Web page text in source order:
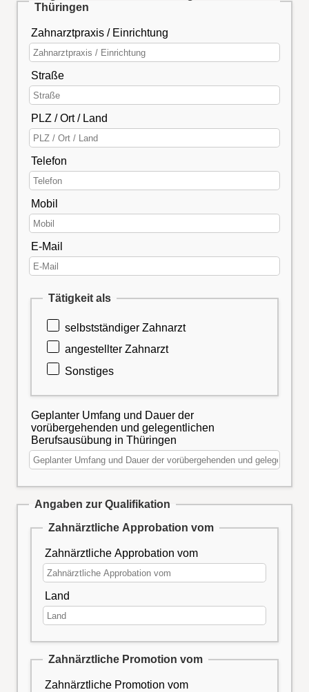
Thüringen
Zahnarztpraxis / Einrichtung
Straße
PLZ / Ort / Land
Telefon
Mobil
E-Mail
Tätigkeit als
selbstständiger Zahnarzt
angestellter Zahnarzt
Sonstiges
Geplanter Umfang und Dauer der
vorübergehenden und gelegentlichen
Berufsausübung in Thüringen
Angaben zur Qualifikation
Zahnärztliche Approbation vom
Zahnärztliche Approbation vom
Land
Zahnärztliche Promotion vom
Zahnärztliche Promotion vom